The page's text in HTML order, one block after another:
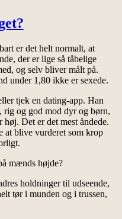
er det helt normalt, at
der er lige så tåbelige
og selv bliver målt på.
under 1,80 ikke er sexede.
tjek en dating-app. Han
og god mod dyr og børn,
Det er det mest åndede.
blive vurderet som krop
mænds højde?
holdninger til udseende,
tør i munden og i trussen,